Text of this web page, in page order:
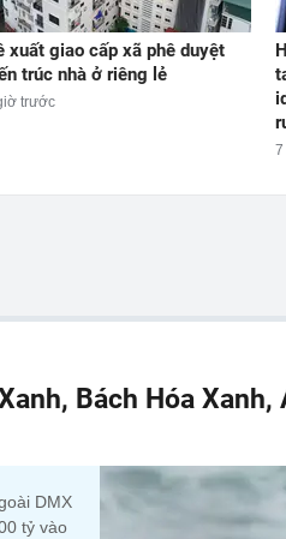
xuất giao cấp xã phê duyệt
trúc nhà ở riêng lẻ
trước
Bách Hóa Xanh,
DMX
tỷ vào